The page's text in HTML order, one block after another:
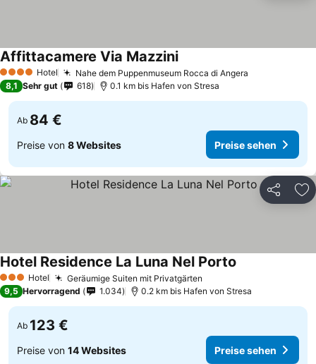
4 Sterne Hotel Nahe dem Puppenmuseum Rocca di Angera
Affittacamere Via Mazzini
8,1 Sehr gut 618 0.1 km bis Hafen von Stresa
Ab 84 €
Preise von 8 Websites Preise sehen
Teilen
3 SterneHotel Geräumige Suiten mit Privatgärten
Hotel Residence La Luna Nel Porto
9,5 Hervorragend 1.034 0.2 km bis Hafen von Stresa
Ab 123 €
Preise von 14 Websites Preise sehen